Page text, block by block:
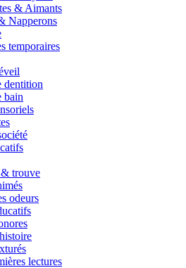
& Aimants
Napperons
temporaires
dentition
bain
trouve
odeurs
lectures